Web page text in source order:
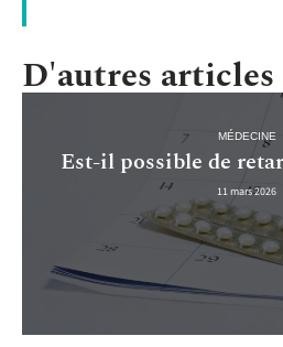
D'autres
MÉDECINE
Est-il possible de
11 mars 2026